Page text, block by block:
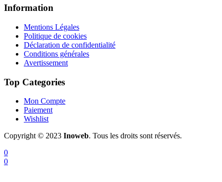
Information
Mentions Légales
Politique de cookies
Déclaration de confidentialité
Conditions générales
Avertissement
Top Categories
Mon Compte
Paiement
Wishlist
Copyright © 2023 Inoweb. Tous les droits sont réservés.
0
0